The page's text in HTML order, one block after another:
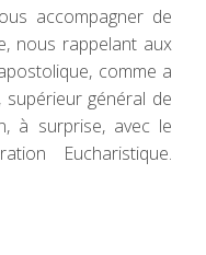
accompagner de
nous rappelant aux
comme a
général de
à surprise, avec le
Eucharistique.